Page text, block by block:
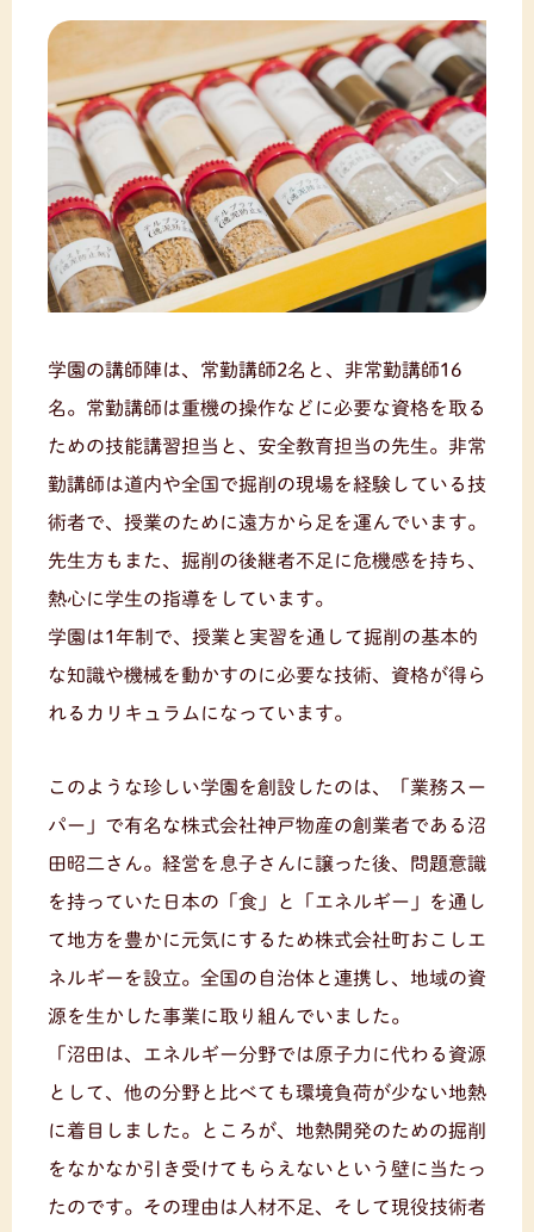
学園の講師陣は、常勤講師2名と、非常勤講師16
名。常勤講師は重機の操作などに必要な資格を取る
ための技能講習担当と、安全教育担当の先生。非常
勤講師は道内や全国で掘削の現場を経験している技
術者で、授業のために遠方から足を運んでいます。
先生方もまた、掘削の後継者不足に危機感を持ち、
熱心に学生の指導をしています。
学園は1年制で、授業と実習を通して掘削の基本的
な知識や機械を動かすのに必要な技術、資格が得ら
れるカリキュラムになっています。
このような珍しい学園を創設したのは、「業務スー
パー」で有名な株式会社神戸物産の創業者である沼
田昭二さん。経営を息子さんに譲った後、問題意識
を持っていた日本の「食」と「エネルギー」を通し
て地方を豊かに元気にするため株式会社町おこしエ
ネルギーを設立。全国の自治体と連携し、地域の資
源を生かした事業に取り組んでいました。
「沼田は、エネルギー分野では原子力に代わる資源
として、他の分野と比べても環境負荷が少ない地熱
に着目しました。ところが、地熱開発のための掘削
をなかなか引き受けてもらえないという壁に当たっ
たのです。その理由は人材不足、そして現役技術者